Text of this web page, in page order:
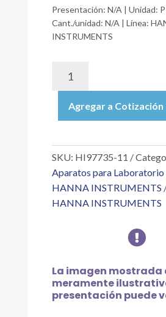
Presentación: N/A | Unidad:
Cant./unidad: N/A | Línea:
INSTRUMENTS
ESTÁNDARES
CAL
DE
TOTAL
PARA
LOS
SERIE
HI97
cantidad
Agregar a Cotización
SKU: HI97735-11
Aparatos para Laboratorio
HANNA INSTRUMENTS
HANNA INSTRUMENTS

La imagen mostrada
meramente
presentación puede